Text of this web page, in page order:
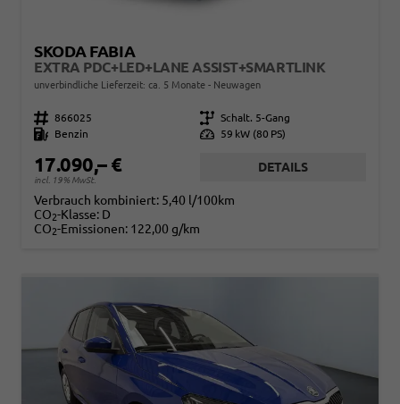
SKODA FABIA
EXTRA PDC+LED+LANE ASSIST+SMARTLINK
unverbindliche Lieferzeit: ca. 5 Monate Neuwagen
Fahrzeugnr. 866025 Getriebe Schalt. 5-Gang
Kraftstoff
Benzin Leistung 59 kW (80 PS)
17.090,– €
incl. 19% MwSt.
DETAILS
Verbrauch kombiniert: 5,40 l/100km
CO2-Klasse: D
CO2-Emissionen: 122,00 g/km